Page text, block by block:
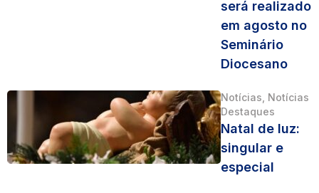
será realizado
em agosto no
Seminário
Diocesano
Notícias Notícias
Destaques
Natal de luz:
singular e
especial